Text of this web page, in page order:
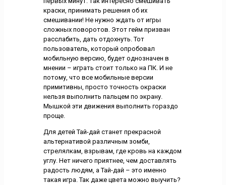
краски, принимать решения об их
смешивании! Не нужно ждать от игры
сложных поворотов. Этот гейм призван
расслабить, дать отдохнуть. Тот
пользователь, который опробовал
мобильную версию, будет однозначен в
мнении – играть стоит только на ПК. И не
потому, что все мобильные версии
примитивны, просто точность окраски
нельзя выполнить пальцем по экрану.
Мышкой эти движения выполнить гораздо
проще.
Для детей Тай-дай станет прекрасной
альтернативой различным зомби,
стрелялкам, взрывам, где кровь на каждом
углу. Нет ничего приятнее, чем доставлять
радость людям, а Тай-дай – это именно
такая игра. Так даже цвета можно выучить?